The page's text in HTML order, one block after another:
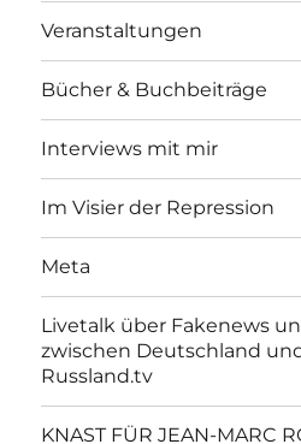
Veranstaltungen
Bücher & Buchbeiträge
Interviews mit mir
Im Visier der Repression
Meta
Livetalk über Fakenews
zwischen Deutschland
Russland.tv
KNAST FÜR JEAN-MARC